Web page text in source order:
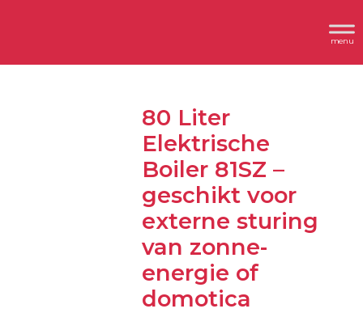
Header
Rechts
80 Liter
Elektrische
Boiler 81SZ –
geschikt voor
externe sturing
van zonne-
energie of
domotica